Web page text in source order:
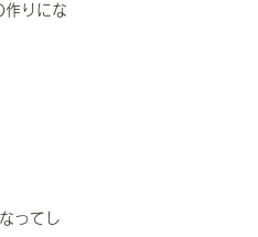
作りにな
ってし